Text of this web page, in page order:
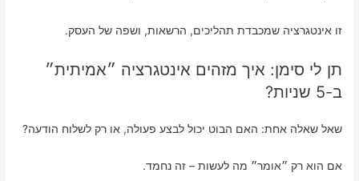
זו אינטגרציה שמכבדת תהליכים, הרשאות, ושפה של העסק.
תן לי סימן: איך מזהים אינטגרציה ״אמיתית״
ב-5 שניות?
שאל שאלה אחת: האם הבוט יכול לבצע פעולה, או רק לשלוח הודעה?
אם הוא רק ״אומר״ מה לעשות – זה נחמד.